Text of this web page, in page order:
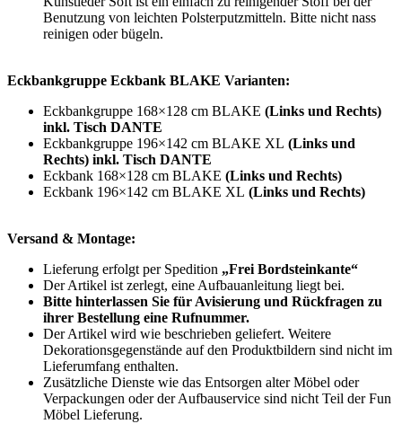
Benutzung von leichten Polsterputzmitteln. Bitte nicht nass
reinigen oder bügeln.
Eckbankgruppe Eckbank BLAKE Varianten:
Eckbankgruppe 168×128 cm BLAKE (Links und Rechts)
inkl. Tisch DANTE
Eckbankgruppe 196×142 cm BLAKE XL (Links und
Rechts) inkl. Tisch DANTE
Eckbank 168×128 cm BLAKE (Links und Rechts)
Eckbank 196×142 cm BLAKE XL (Links und Rechts)
Versand & Montage:
Lieferung erfolgt per Spedition „Frei Bordsteinkante“
Der Artikel ist zerlegt, eine Aufbauanleitung liegt bei.
Bitte hinterlassen Sie für Avisierung und Rückfragen zu
ihrer Bestellung eine Rufnummer.
Der Artikel wird wie beschrieben geliefert. Weitere
Dekorationsgegenstände auf den Produktbildern sind nicht im
Lieferumfang enthalten.
Zusätzliche Dienste wie das Entsorgen alter Möbel oder
Verpackungen oder der Aufbauservice sind nicht Teil der Fun
Möbel Lieferung.